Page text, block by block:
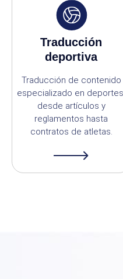
Traducción
deportiva
Traducción de contenido
especializado en
desde artículos y
reglamentos hasta
contratos de atletas.